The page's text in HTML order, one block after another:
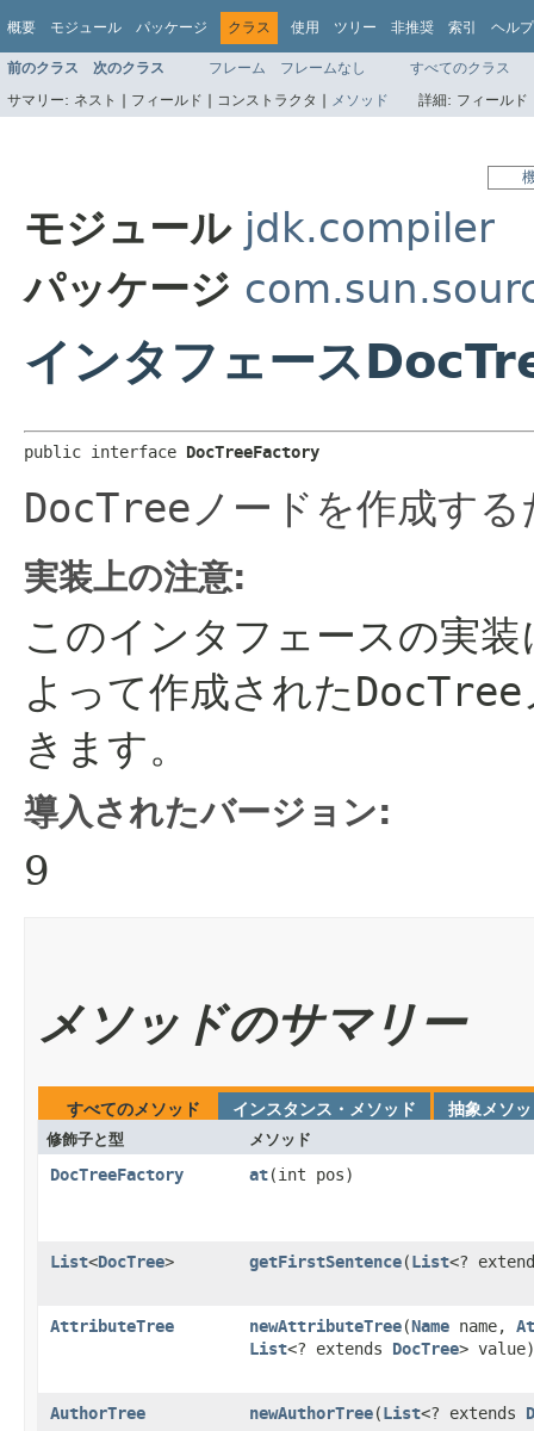
概要 モジュール パッケージ クラス 使用 ツリー 非推奨 索引 ヘルプ
前のクラス 次のクラス フレーム フレームなし
すべてのクラス
サマリー: ネスト | フィールド | コンストラクタ | メソッド 詳細: フィール
モジュール jdk.compiler
パッケージ
インタフェース
public interface DocTreeFactory
DocTreeノードを作成す
実装上の注意:
このインタフェースの実
よって作成されたDocTree
きます。
導入されたバージョン:
9
メソッドのサマリー
すべてのメソッド インスタンス・メソッド 抽象メソ
修飾子と型 メソッド
DocTreeFactory at​(int pos)
List<DocTree> getFirstSentence​(List<?
AttributeTree newAttributeTree​(Name name,
List<? extends DocTree> value)
AuthorTree newAuthorTree​(List<? extends